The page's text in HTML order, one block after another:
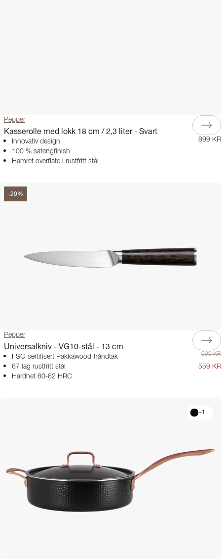
Pepper
Kasserolle med lokk 18 cm / 2,3 liter - Svart
Innovativ design
100 % satengfinish
Hamret overflate i rustfritt stål
899 KR
-20%
Pepper
Universalkniv - VG10-stål - 13 cm
FSC-sertifisert Pakkawood-håndtak
67 lag rustfritt stål
Hardhet 60-62 HRC
699 KR
559 KR
+1